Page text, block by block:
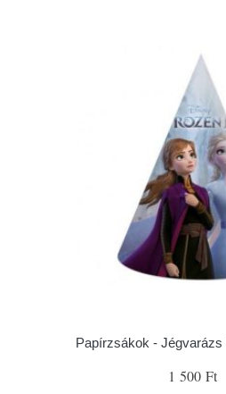
Papírzsákok - Jégvarázs
1 500 Ft